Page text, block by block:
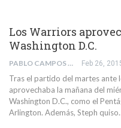
Los Warriors
Washington D.C.
PABLO CAMPOS ALBERT Feb 26,
Tras el partido del martes ante
aprovechaba la mañana del
Washington D.C., como el
Arlington. Además, Steph